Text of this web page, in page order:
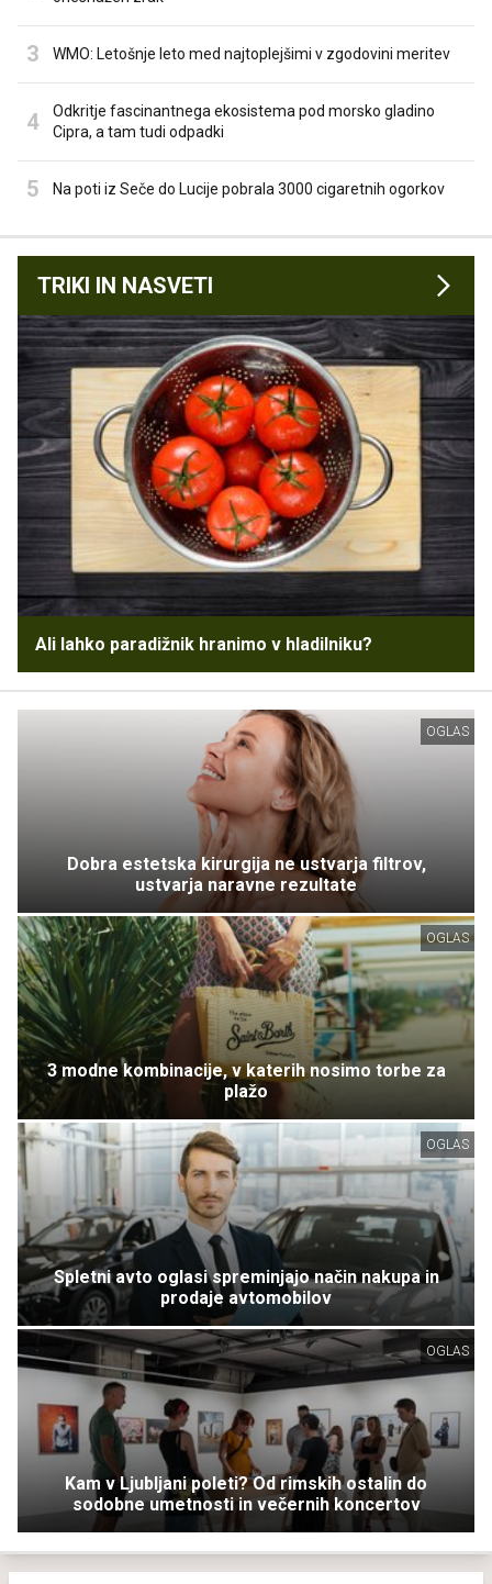
WMO: Letošnje leto med najtoplejšimi v zgodovini meritev
Odkritje fascinantnega ekosistema pod morsko gladino
Cipra, a tam tudi odpadki
Na poti iz Seče do Lucije pobrala 3000 cigaretnih ogorkov
TRIKI IN NASVETI
Ali lahko paradižnik hranimo v hladilniku?
OGLAS
Dobra estetska kirurgija ne ustvarja filtrov,
ustvarja naravne rezultate
OGLAS
3 modne kombinacije, v katerih nosimo torbe za
plažo
OGLAS
Spletni avto oglasi spreminjajo način nakupa in
prodaje avtomobilov
OGLAS
Kam v Ljubljani poleti? Od rimskih ostalin do
sodobne umetnosti in večernih koncertov